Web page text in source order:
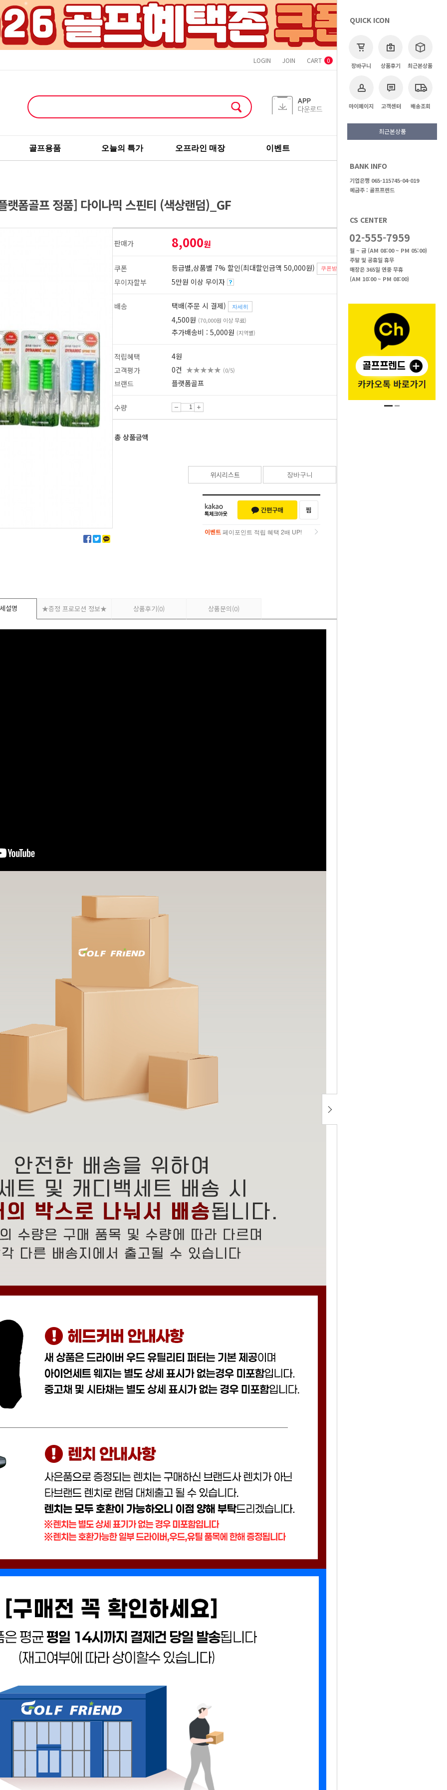
LOGIN JOIN CART 0
골프용품 오늘의 특가 오프라인 매장 이벤트
QUICK ICON
장바구니 상품후기 최근본상품
마이페이지 고객센터 배송조회
최근본상품
BANK INFO
기업은행 065-115745-04-019
예금주 : 골프프렌드
CS CENTER
02-555-7959
월 ~ 금 (AM 08:00 ~ PM 05:00)
주말 및 공휴일 휴무
매장은 365일 연중 무휴
(AM 10:00 ~ PM 08:00)
>골프용품 >골프티
랫폼골프 정품] 다이나믹 스핀티 (색상랜덤)_GF
판매가 8,000원
쿠폰 등급별,상품별 7% 할인(최대할인금액 50,000원) 쿠폰받기
무이자할부 5만원 이상 무이자
배송 택배(주문 시 결제) 자세히
4,500원 (70,000원 이상 무료)
추가배송비 : 5,000원 (지역별)
적립혜택
4원
고객평가
0건 ★★★★★ (0/5)
브랜드 플랫폼골프
수량
총 상품금액
위시리스트 장바구니
이벤트페이포인트 적립 혜택 2배 UP!
설명 ★증정 프로모션 정보★ 상품후기(0) 상품문의(0)